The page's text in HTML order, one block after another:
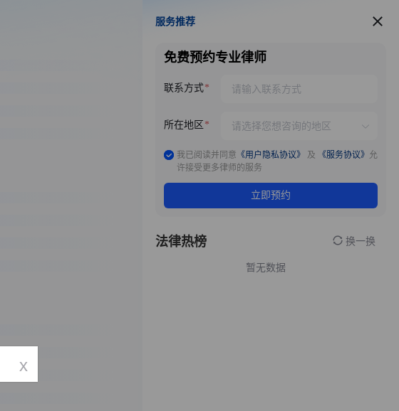
服务推荐
服务推荐
免费预约专业律师
联系方式
所在地区
我已阅读并同意 《用户隐私协议》 及 《服务协议》 允
许接受更多律师的服务
立即预约
法律热榜 换一换
暂无数据
x